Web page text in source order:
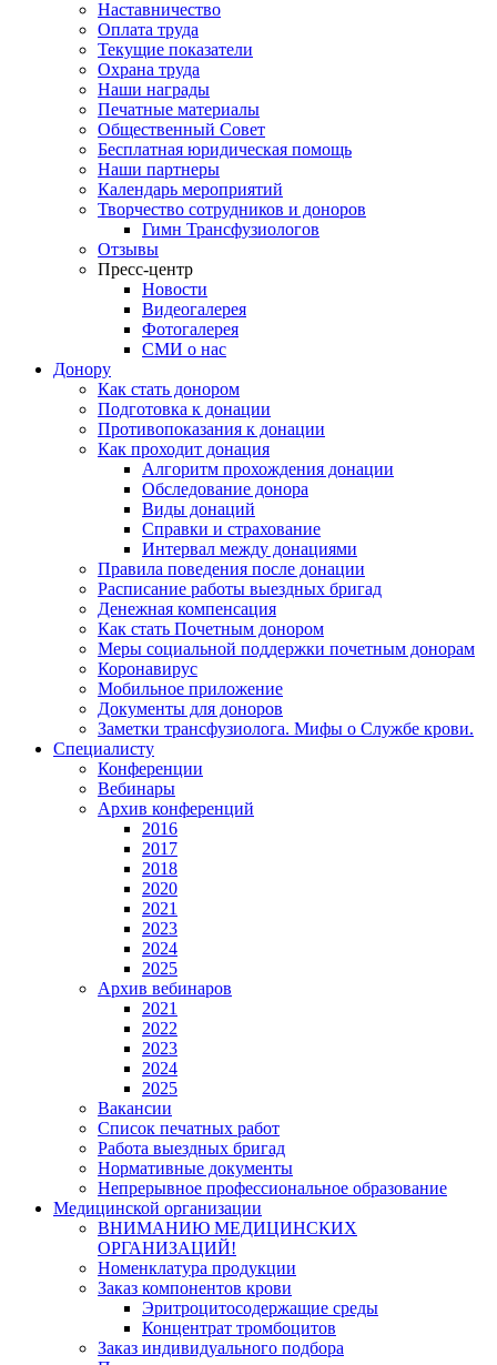
Наставничество
Оплата труда
Текущие показатели
Охрана труда
Наши награды
Печатные материалы
Общественный Совет
Бесплатная юридическая помощь
Наши партнеры
Календарь мероприятий
Творчество сотрудников и доноров
Гимн Трансфузиологов
Отзывы
Пресс-центр
Новости
Видеогалерея
Фотогалерея
СМИ о нас
Донору
Как стать донором
Подготовка к донации
Противопоказания к донации
Как проходит донация
Алгоритм прохождения донации
Обследование донора
Виды донаций
Справки и страхование
Интервал между донациями
Правила поведения после донации
Расписание работы выездных бригад
Денежная компенсация
Как стать Почетным донором
Меры социальной поддержки почетным донорам
Коронавирус
Мобильное приложение
Документы для доноров
Заметки трансфузиолога. Мифы о Службе крови.
Специалисту
Конференции
Вебинары
Архив конференций
2016
2017
2018
2020
2021
2023
2024
2025
Архив вебинаров
2021
2022
2023
2024
2025
Вакансии
Список печатных работ
Работа выездных бригад
Нормативные документы
Непрерывное профессиональное образование
Медицинской организации
ВНИМАНИЮ МЕДИЦИНСКИХ
ОРГАНИЗАЦИЙ!
Номенклатура продукции
Заказ компонентов крови
Эритроцитосодержащие среды
Концентрат тромбоцитов
Заказ индивидуального подбора